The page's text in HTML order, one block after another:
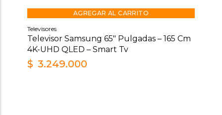
AGREGAR AL CARRITO
Televisores
Televisor Samsung 65″ Pulgadas – 165 Cm
4K-UHD QLED – Smart Tv
$ 3.249.000